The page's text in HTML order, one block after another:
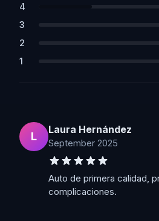
4
3
2
1
L
Laura Hernández
September 2025
Auto de primera calidad,
complicaciones.